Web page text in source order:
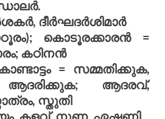
ദീര്‍ഘദര്‍ശിമാര്‍
കൊടൂരക്കാരന്‍ =
കഠിനന്‍
= സമ്മതിക്കുക,
ആദരവ്,
സ്തുതി